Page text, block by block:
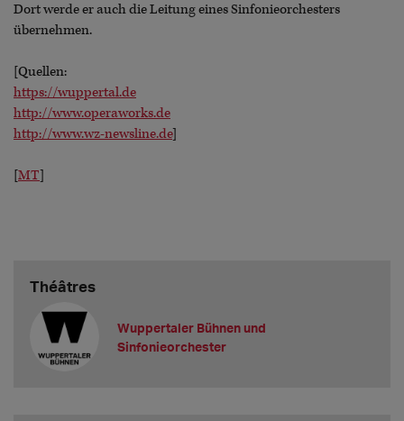
Dort werde er auch die Leitung eines Sinfonieorchesters
übernehmen.
[Quellen:
https://wuppertal.de
http://www.operaworks.de
http://www.wz-newsline.de]
[MT]
Théâtres
Wuppertaler Bühnen und
Sinfonieorchester